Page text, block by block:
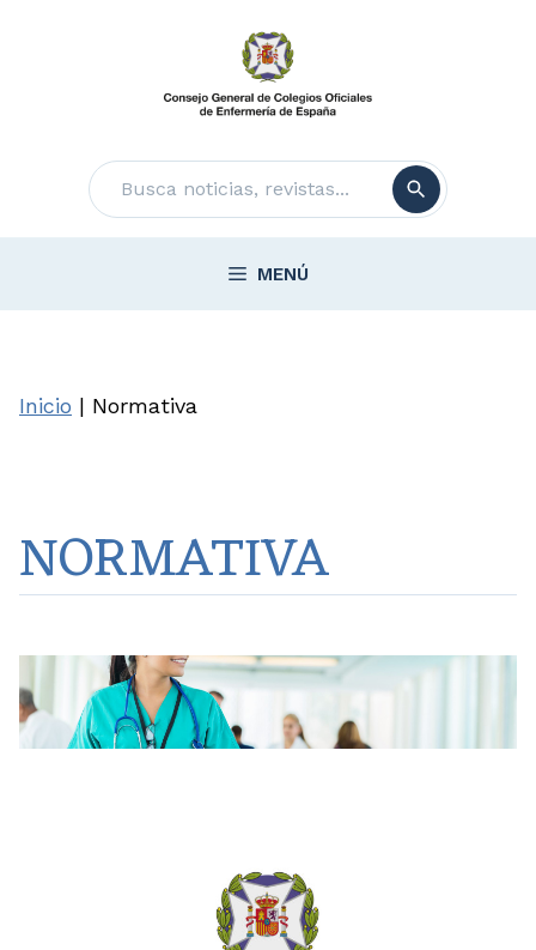
Buscar
MENÚ
Inicio | Normativa
NORMATIVA